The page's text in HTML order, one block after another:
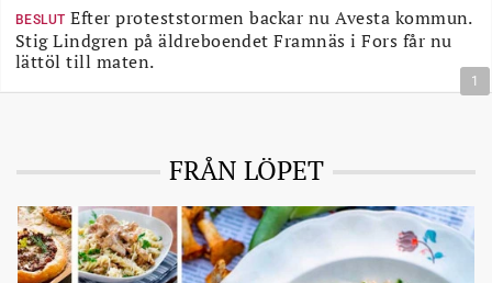
BESLUT Efter proteststormen backar nu Avesta kommun.
Stig Lindgren på äldreboendet Framnäs i Fors får nu
lättöl till maten.
1
FRÅN LÖPET